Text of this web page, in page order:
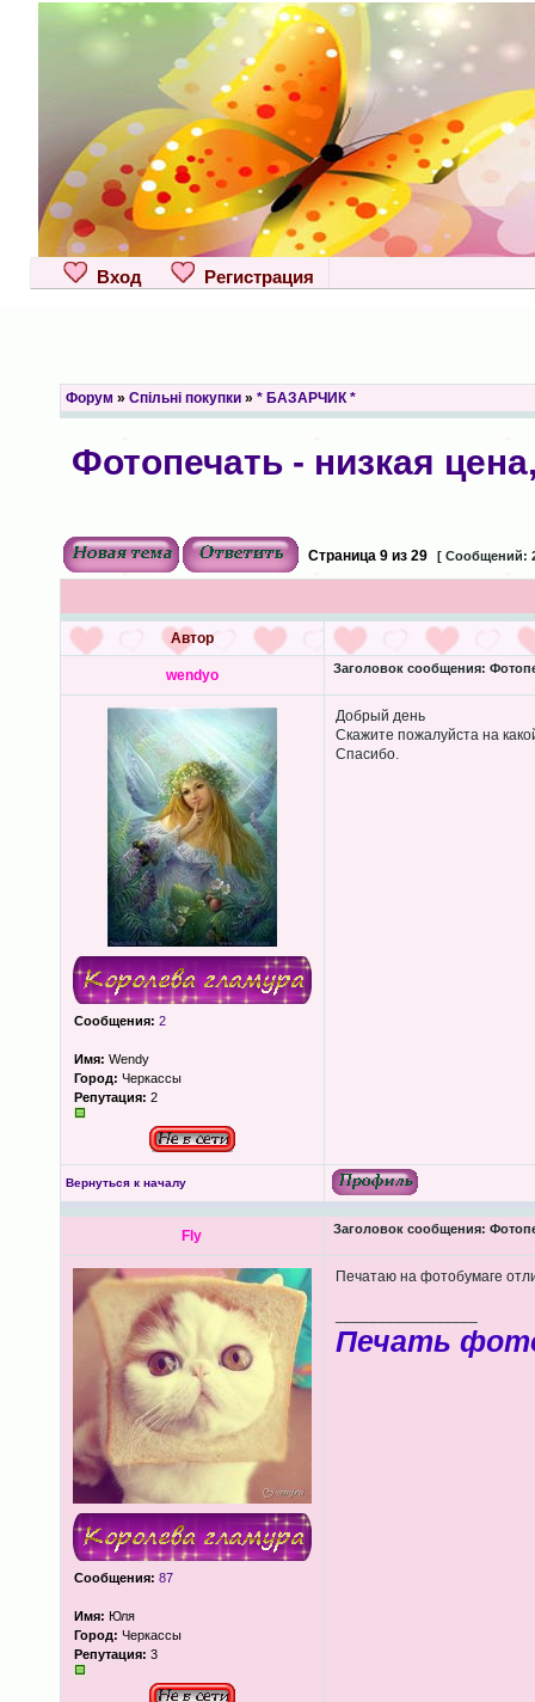
Вход Регистрация
Форум » Спільні покупки» * БАЗАРЧИК *
Фотопечать - низкая
Страница 9из 29 [ Сообщений:
Автор
wendyo Заголовок сообщения:
Сообщения: 2
Имя: Wendy
Город: Черкассы
Репутация: 2
Добрый день
Скажите пожалуйста на
Спасибо.
Вернуться к началу
Fly Заголовок сообщения:
Сообщения: 87
Имя: Юля
Город: Черкассы
Репутация: 3
Печатаю на фотобумаге
Печать